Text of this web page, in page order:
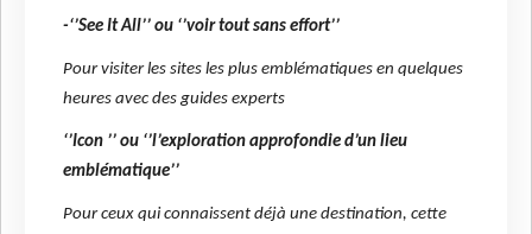
-‘’See It All’’ ou ‘’voir tout sans effort’’
Pour visiter les sites les plus emblématiques en quelques
heures avec des guides experts
‘’Icon ’’ ou ‘’l’exploration approfondie d’un lieu
emblématique’’
Pour ceux qui connaissent déjà une destination, cette